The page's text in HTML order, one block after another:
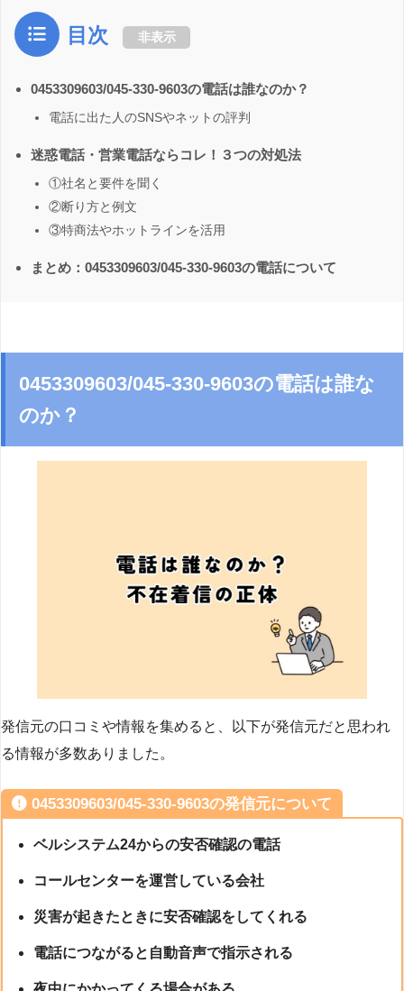
目次 非表示
0453309603/045-330-9603の電話は誰なのか？
電話に出た人のSNSやネットの評判
迷惑電話・営業電話ならコレ！３つの対処法
①社名と要件を聞く
②断り方と例文
③特商法やホットラインを活用
まとめ：0453309603/045-330-9603の電話について
0453309603/045-330-9603の電話は誰な
のか？
発信元の口コミや情報を集めると、以下が発信元だと思われ
る情報が多数ありました。
0453309603/045-330-9603の発信元について
ベルシステム24からの安否確認の電話
コールセンターを運営している会社
災害が起きたときに安否確認をしてくれる
電話につながると自動音声で指示される